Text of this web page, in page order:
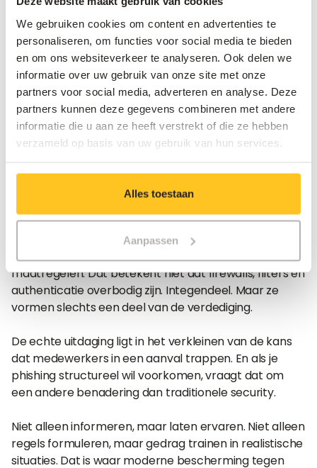
We gebruiken cookies om content en advertenties te
personaliseren, om functies voor social media te bieden
en om ons websiteverkeer te analyseren. Ook delen we
informatie over uw gebruik van onze site met onze
partners voor social media, adverteren en analyse. Deze
partners kunnen deze gegevens combineren met andere
informatie die u aan ze heeft verstrekt of die ze hebben
verzameld op basis van uw gebruik van hun services.
Alles toestaan
Aanpassen
Vergelijk het met verkeersveiligheid. Weten hoe de
regels werken, betekent niet automatisch dat je in
elke situatie de juiste beslissing neemt. Dat vereist
ervaring en herhaling. Bij phishing is dat niet anders.
Wie echt wil inzetten op bescherming tegen phishing,
moet verder gaan dan enkel informeren en focussen
op gedrag in de praktijk.
Wat betekent dit voor jouw
security-beleid?
Als phishing geen puur technisch probleem is, kun je
het ook niet oplossen met alleen technische
maatregelen. Dat betekent niet dat firewalls, filters en
authenticatie overbodig zijn. Integendeel. Maar ze
vormen slechts een deel van de verdediging.
De echte uitdaging ligt in het verkleinen van de kans
dat medewerkers in een aanval trappen. En als je
phishing structureel wil voorkomen, vraagt dat om
een andere benadering dan traditionele security.
Niet alleen informeren, maar laten ervaren. Niet alleen
regels formuleren, maar gedrag trainen in realistische
situaties. Dat is waar moderne bescherming tegen